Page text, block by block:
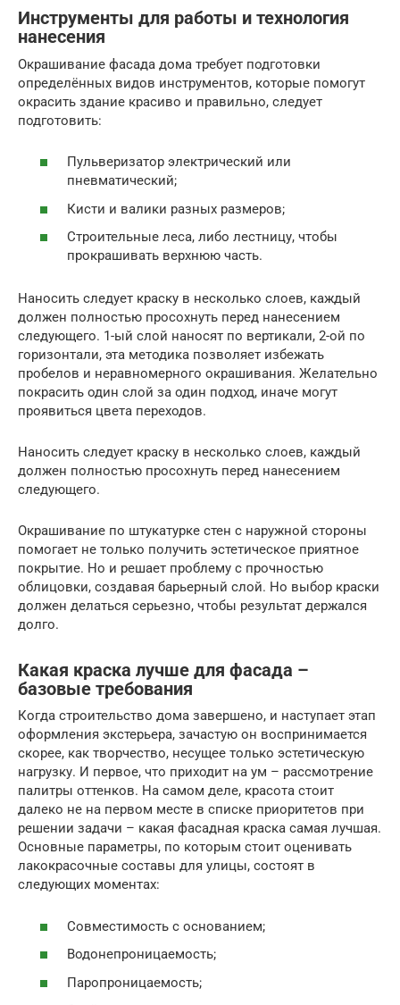
Инструменты для работы и технология
нанесения
Окрашивание фасада дома требует подготовки
определённых видов инструментов, которые помогут
окрасить здание красиво и правильно, следует
подготовить:
Пульверизатор электрический или
пневматический;
Кисти и валики разных размеров;
Строительные леса, либо лестницу, чтобы
прокрашивать верхнюю часть.
Наносить следует краску в несколько слоев, каждый
должен полностью просохнуть перед нанесением
следующего. 1-ый слой наносят по вертикали, 2-ой по
горизонтали, эта методика позволяет избежать
пробелов и неравномерного окрашивания. Желательно
покрасить один слой за один подход, иначе могут
проявиться цвета переходов.
Наносить следует краску в несколько слоев, каждый
должен полностью просохнуть перед нанесением
следующего.
Окрашивание по штукатурке стен с наружной стороны
помогает не только получить эстетическое приятное
покрытие. Но и решает проблему с прочностью
облицовки, создавая барьерный слой. Но выбор краски
должен делаться серьезно, чтобы результат держался
долго.
Какая краска лучше для фасада –
базовые требования
Когда строительство дома завершено, и наступает этап
оформления экстерьера, зачастую он воспринимается
скорее, как творчество, несущее только эстетическую
нагрузку. И первое, что приходит на ум – рассмотрение
палитры оттенков. На самом деле, красота стоит
далеко не на первом месте в списке приоритетов при
решении задачи – какая фасадная краска самая лучшая.
Основные параметры, по которым стоит оценивать
лакокрасочные составы для улицы, состоят в
следующих моментах:
Совместимость с основанием;
Водонепроницаемость;
Паропроницаемость;